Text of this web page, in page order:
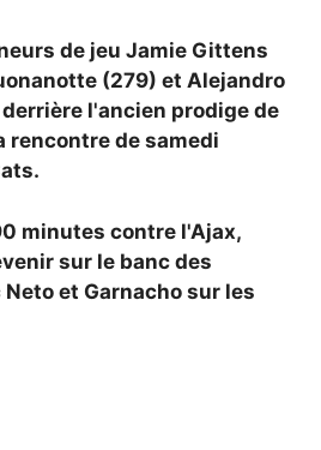
de jeu Jamie Gittens
(279) et Alejandro
l'ancien prodige de
rencontre de samedi
minutes contre l'Ajax,
sur le banc des
et Garnacho sur les